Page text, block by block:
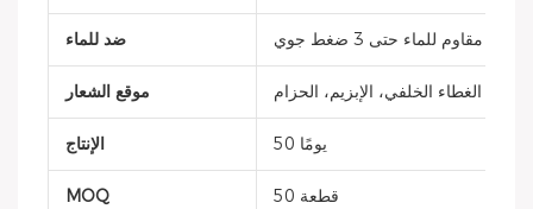
ضد للماء مقاوم للماء حتى 3 ضغط جوي
موقع الشعار التاج، الغطاء الخلفي، الإبزيم، الحزام
الإنتاج 50 يومًا
MOQ 50 قطعة